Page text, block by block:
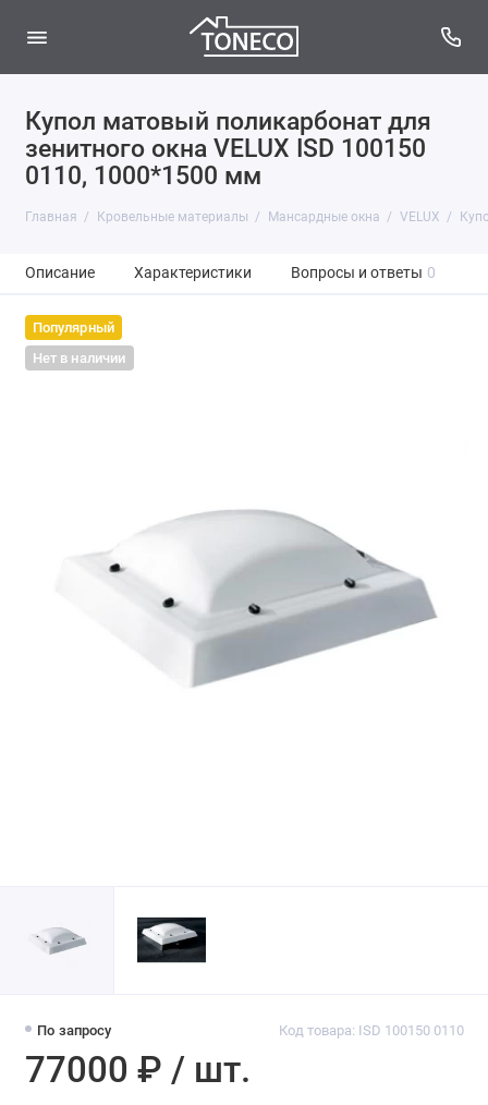
Купол матовый поликарбонат для
зенитного окна VELUX ISD 100150
0110, 1000*1500 мм
Главная Кровельные материалы Мансардные окна VELUX
Описание Характеристики Вопросы и ответы 0
Популярный
Нет в наличии
По запросу Код товара: ISD 100150 0110
77000 ₽ / шт.